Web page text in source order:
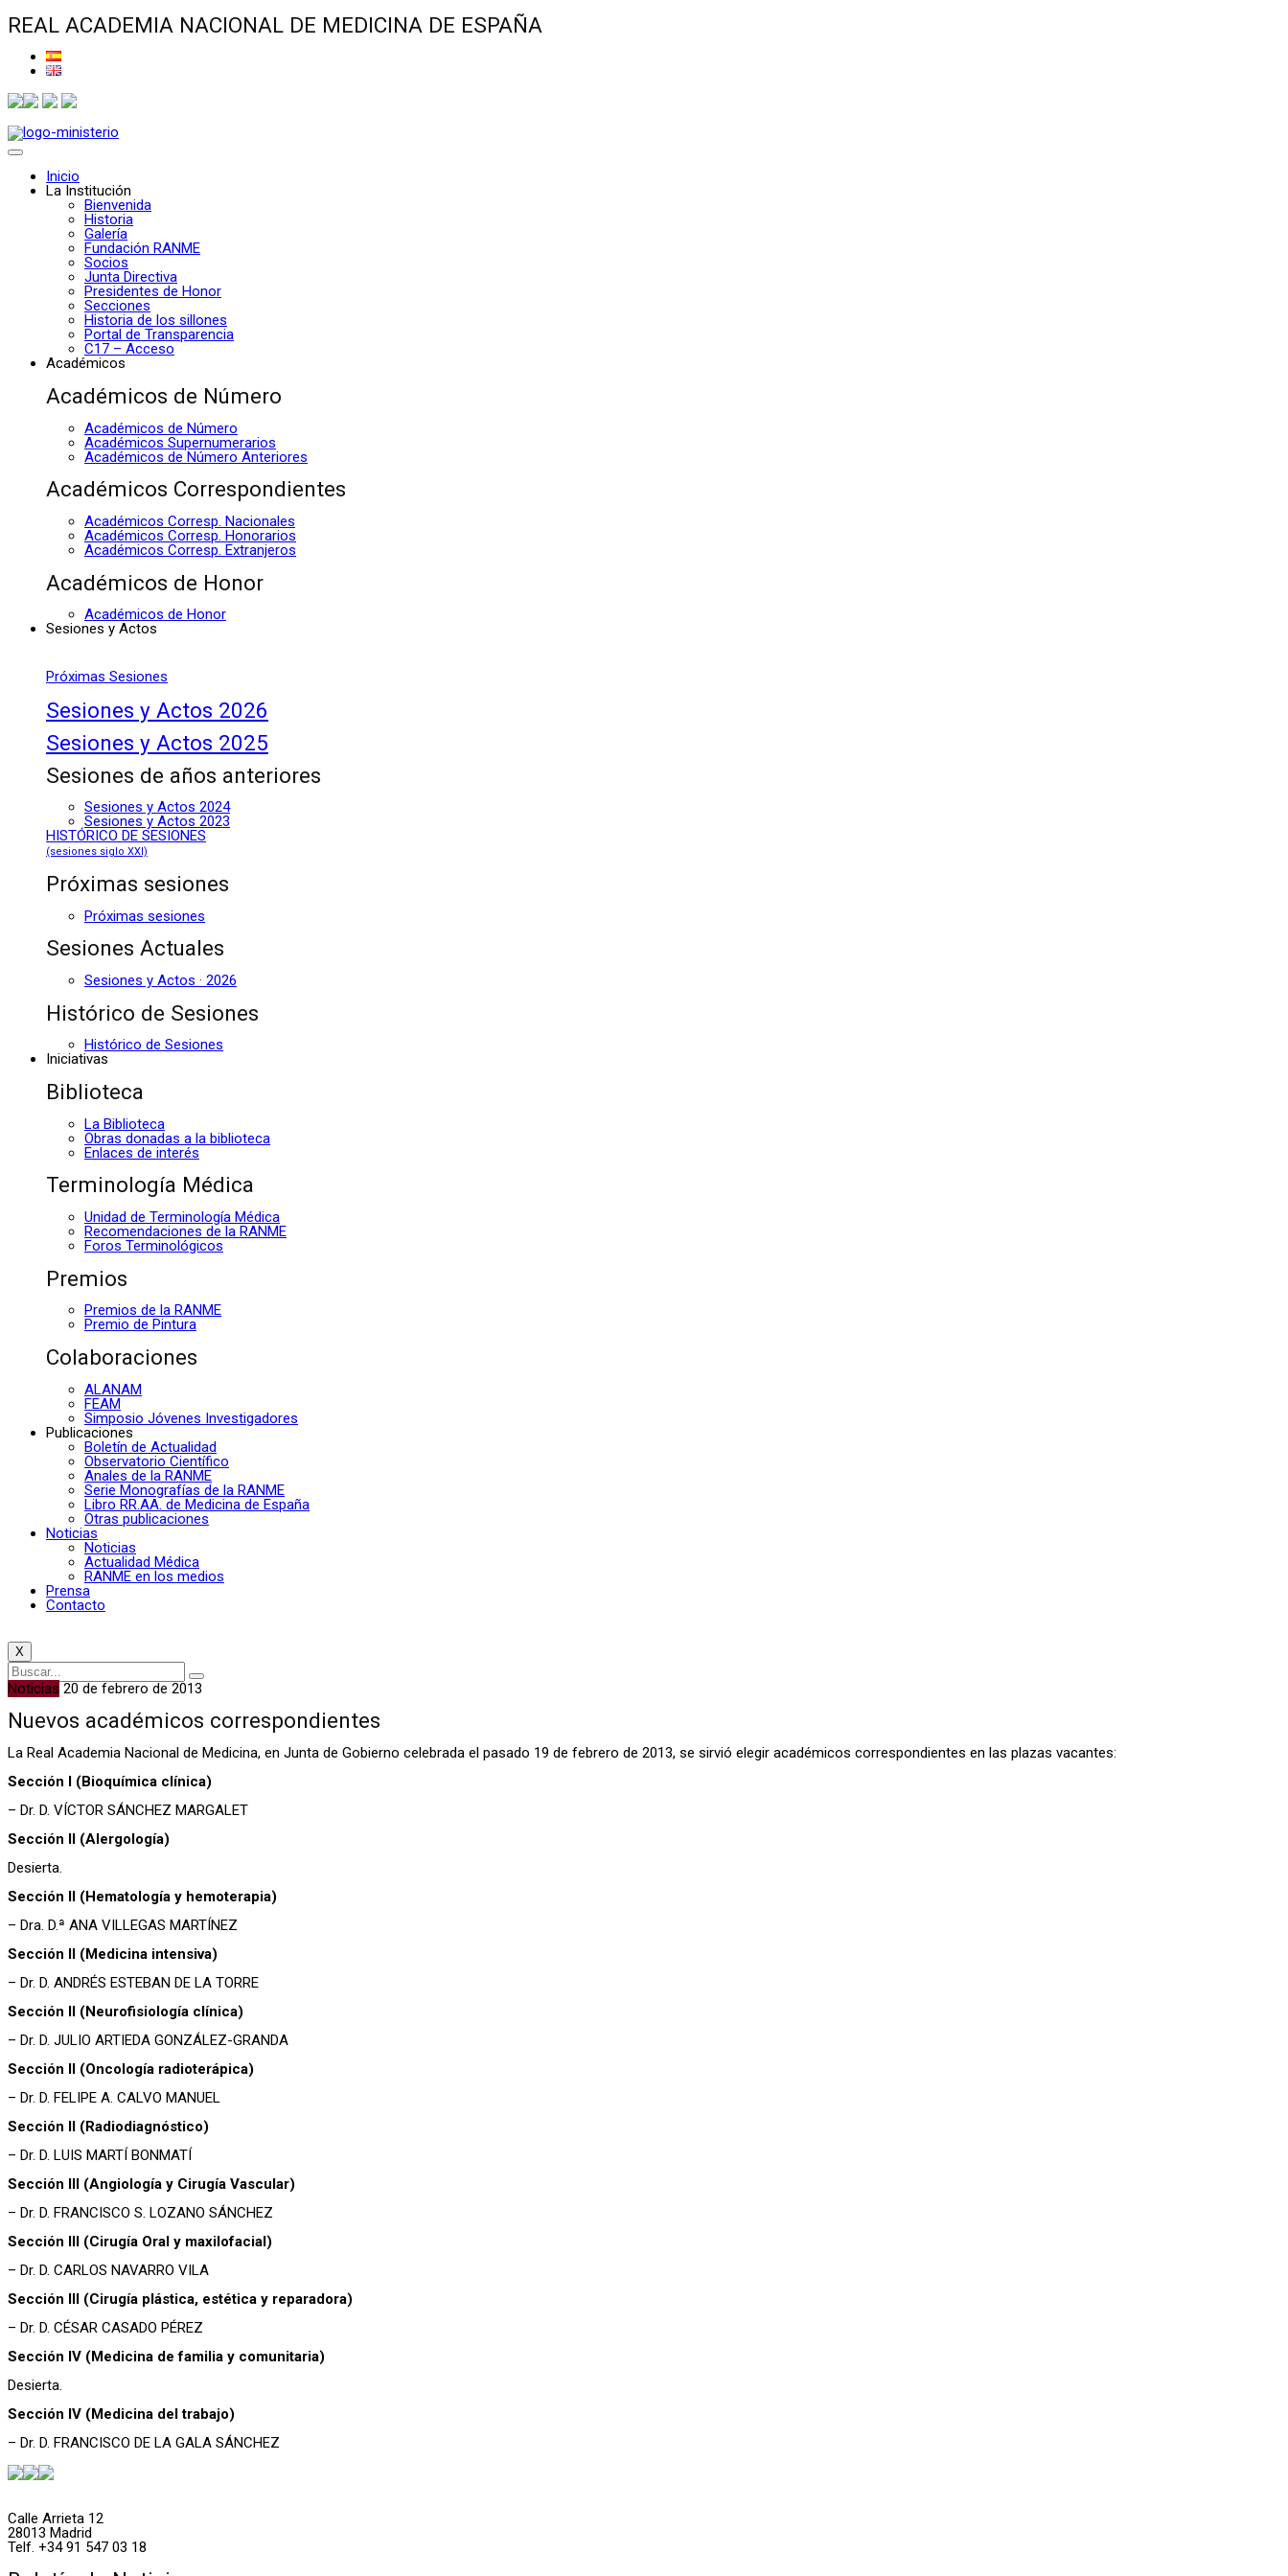
REAL ACADEMIA NACIONAL DE MEDICINA DE ESPAÑA
Inicio
La Institución
Bienvenida
Historia
Galería
Fundación RANME
Socios
Junta Directiva
Presidentes de Honor
Secciones
Historia de los sillones
Portal de Transparencia
C17 – Acceso
Académicos
Académicos de Número
Académicos de Número
Académicos Supernumerarios
Académicos de Número Anteriores
Académicos Correspondientes
Académicos Corresp. Nacionales
Académicos Corresp. Honorarios
Académicos Corresp. Extranjeros
Académicos de Honor
Académicos de Honor
Sesiones y Actos
Próximas Sesiones
Sesiones y Actos 2026
Sesiones y Actos 2025
Sesiones de años anteriores
Sesiones y Actos 2024
Sesiones y Actos 2023
HISTÓRICO DE SESIONES
(sesiones siglo XXI)
Próximas sesiones
Próximas sesiones
Sesiones Actuales
Sesiones y Actos · 2026
Histórico de Sesiones
Histórico de Sesiones
Iniciativas
Biblioteca
La Biblioteca
Obras donadas a la biblioteca
Enlaces de interés
Terminología Médica
Unidad de Terminología Médica
Recomendaciones de la RANME
Foros Terminológicos
Premios
Premios de la RANME
Premio de Pintura
Colaboraciones
ALANAM
FEAM
Simposio Jóvenes Investigadores
Publicaciones
Boletín de Actualidad
Observatorio Científico
Anales de la RANME
Serie Monografías de la RANME
Libro RR.AA. de Medicina de España
Otras publicaciones
Noticias
Noticias
Actualidad Médica
RANME en los medios
Prensa
Contacto
X
Noticias 20 de febrero de 2013
Nuevos académicos correspondientes
La Real Academia Nacional de Medicina, en Junta de Gobierno celebrada el pasado 19 de febrero de 2013, se sirvió elegir académicos correspondientes en las plazas vacantes:
Sección I (Bioquímica clínica)
– Dr. D. VÍCTOR SÁNCHEZ MARGALET
Sección II (Alergología)
Desierta.
Sección II (Hematología y hemoterapia)
– Dra. D.ª ANA VILLEGAS MARTÍNEZ
Sección II (Medicina intensiva)
– Dr. D. ANDRÉS ESTEBAN DE LA TORRE
Sección II (Neurofisiología clínica)
– Dr. D. JULIO ARTIEDA GONZÁLEZ-GRANDA
Sección II (Oncología radioterápica)
– Dr. D. FELIPE A. CALVO MANUEL
Sección II (Radiodiagnóstico)
– Dr. D. LUIS MARTÍ BONMATÍ
Sección III (Angiología y Cirugía Vascular)
– Dr. D. FRANCISCO S. LOZANO SÁNCHEZ
Sección III (Cirugía Oral y maxilofacial)
– Dr. D. CARLOS NAVARRO VILA
Sección III (Cirugía plástica, estética y reparadora)
– Dr. D. CÉSAR CASADO PÉREZ
Sección IV (Medicina de familia y comunitaria)
Desierta.
Sección IV (Medicina del trabajo)
– Dr. D. FRANCISCO DE LA GALA SÁNCHEZ
Calle Arrieta 12
28013 Madrid
Telf. +34 91 547 03 18